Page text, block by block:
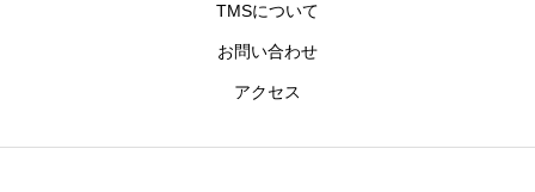
TMSについて
お問い合わせ
アクセス